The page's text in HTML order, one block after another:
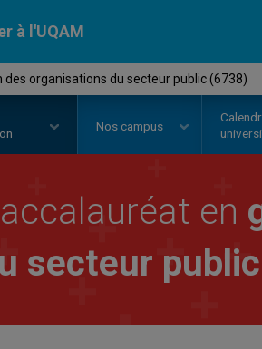
à l'UQAM
des organisations du secteur public (6738)
Nos campus
en
secteur public